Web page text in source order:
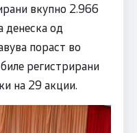
вкупно 2.966
од
пораст во
регистрирани
на 29 акции.